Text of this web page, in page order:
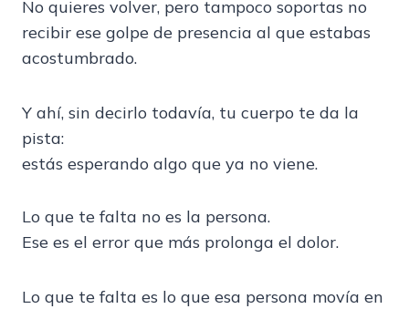
No quieres volver, pero tampoco soportas no
recibir ese golpe de presencia al que estabas
acostumbrado.
Y ahí, sin decirlo todavía, tu cuerpo te da la
pista:
estás esperando algo que ya no viene.
Lo que te falta no es la persona.
Ese es el error que más prolonga el dolor.
Lo que te falta es lo que esa persona movía en